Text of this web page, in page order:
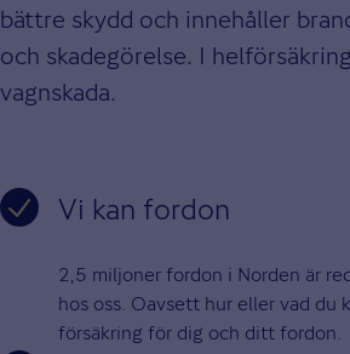
bättre skydd och innehåller
och skadegörelse. I
vagnskada.
Vi kan fordon
2,5 miljoner fordon i Norden är
hos oss. Oavsett hur eller vad du
försäkring för dig och ditt fordon.